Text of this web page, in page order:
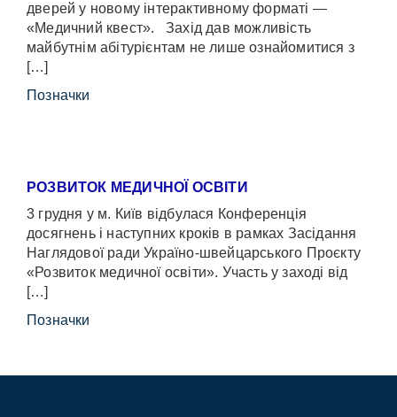
дверей у новому інтерактивному форматі —
«Медичний квест». Захід дав можливість
майбутнім абітурієнтам не лише ознайомитися з
[…]
Позначки
РОЗВИТОК МЕДИЧНОЇ ОСВІТИ
3 грудня у м. Київ відбулася Конференція
досягнень і наступних кроків в рамках Засідання
Наглядової ради Україно-швейцарського Проєкту
«Розвиток медичної освіти». Участь у заході від
[…]
Позначки